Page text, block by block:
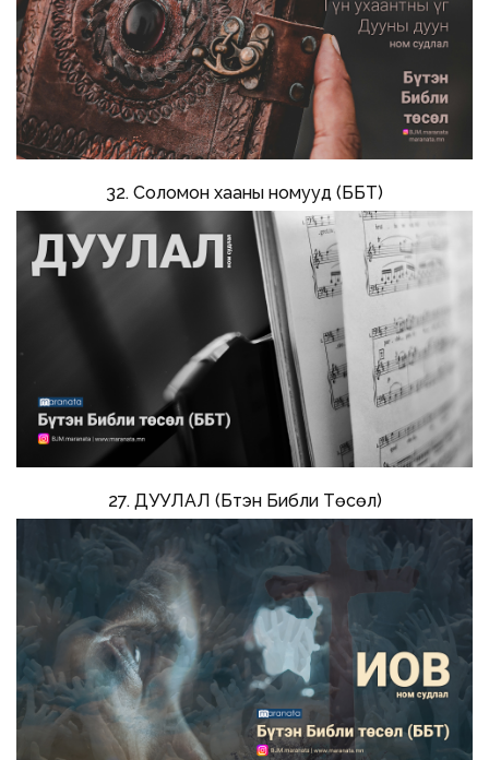
32. Соломон хааны номууд (ББТ)
27. ДУУЛАЛ (Бүтэн Библи Төсөл)